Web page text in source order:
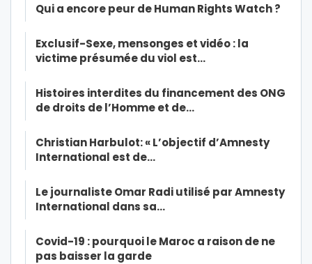
Qui a encore peur de Human Rights Watch ?
Exclusif-Sexe, mensonges et vidéo : la
victime présumée du viol est…
Histoires interdites du financement des ONG
de droits de l’Homme et de…
Christian Harbulot: « L’objectif d’Amnesty
International est de…
Le journaliste Omar Radi utilisé par Amnesty
International dans sa…
Covid-19 : pourquoi le Maroc a raison de ne
pas baisser la garde